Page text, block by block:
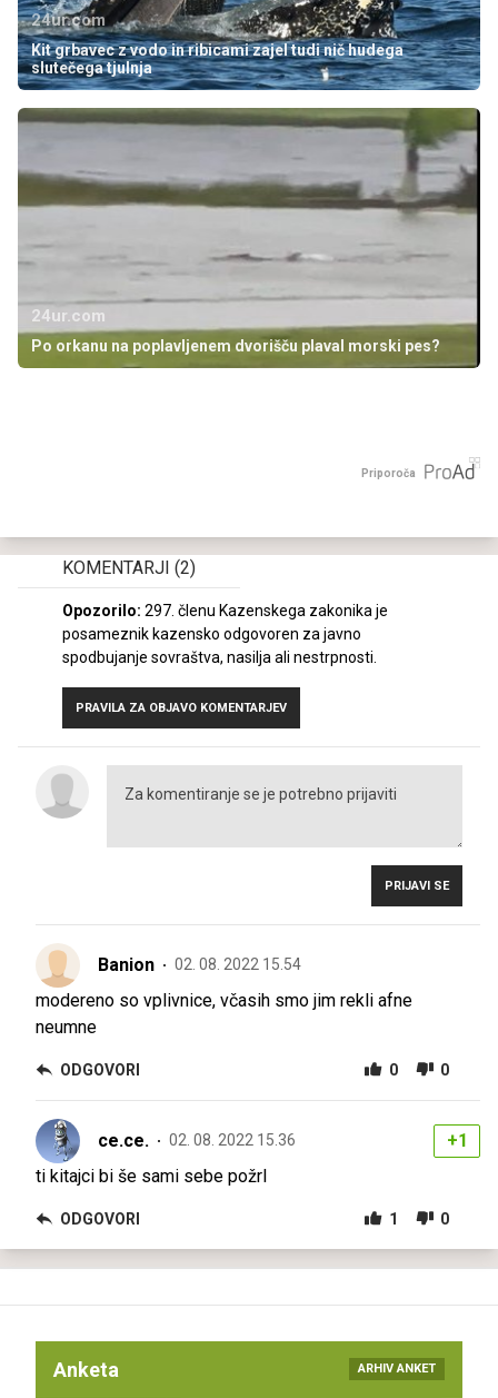
24ur.com
Kit grbavec z vodo in ribicami zajel tudi nič hudega
slutečega tjulnja
24ur.com
Po orkanu na poplavljenem dvorišču plaval morski pes?
Priporoča
KOMENTARJI (2)
Opozorilo: 297. členu Kazenskega zakonika je
posameznik kazensko odgovoren za javno
spodbujanje sovraštva, nasilja ali nestrpnosti.
PRAVILA ZA OBJAVO KOMENTARJEV
PRIJAVI SE
Banion 02. 08. 2022 15.54
modereno so vplivnice, včasih smo jim rekli afne
neumne
ODGOVORI 0 0
ce.ce. 02. 08. 2022 15.36
+1
ti kitajci bi še sami sebe požrl
ODGOVORI 1 0
Anketa ARHIV ANKET